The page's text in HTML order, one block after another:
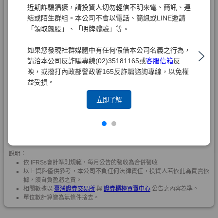
近期詐騙猖獗，請投資人切勿輕信不明來電、簡訊、連
結或陌生群組。本公司不會以電話、簡訊或LINE邀請
「領取飆股」、「明牌體驗」等。
如果您發現社群媒體中有任何假借本公司名義之行為，
請洽本公司反詐騙專線(02)35181165或客服信箱反
映，或撥打內政部警政署165反詐騙諮詢專線，以免權
益受損。
立即了解